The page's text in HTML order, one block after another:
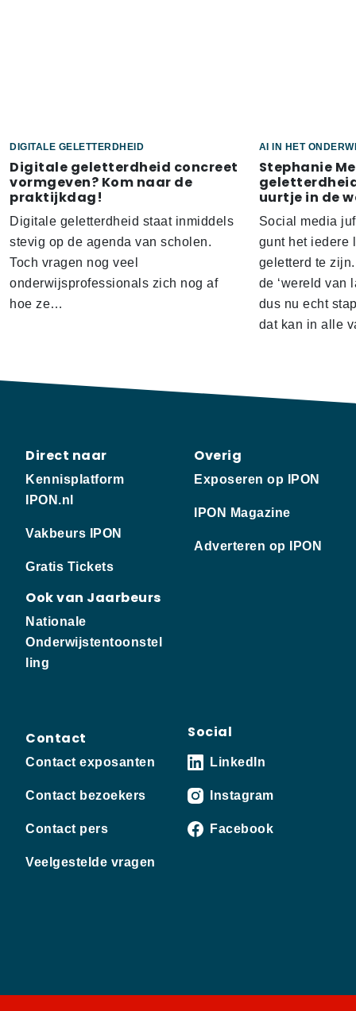
DIGITALE GELETTERDHEID
Digitale geletterdheid concreet
vormgeven? Kom naar de
praktijkdag!
Digitale geletterdheid staat inmiddels
stevig op de agenda van scholen.
Toch vragen nog veel
onderwijsprofessionals zich nog af
hoe ze…
AI IN HET
Stephanie
uurtje in de
Social media
gunt het iedere
geletterd te
de ‘wereld van
dus nu echt
dat kan in alle
Direct naar
Kennisplatform
IPON.nl
Vakbeurs IPON
Gratis Tickets
Ook van Jaarbeurs
Nationale
Onderwijstentoonstel
ling
Overig
Exposeren op IPON
IPON Magazine
Adverteren op IPON
Contact
Contact exposanten
Contact bezoekers
Contact pers
Veelgestelde vragen
Social
LinkedIn
Instagram
Facebook